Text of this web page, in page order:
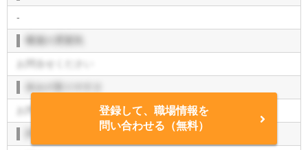
-
職場の雰囲気
お問合せください
登録して、職場情報を
問い合わせる（無料）